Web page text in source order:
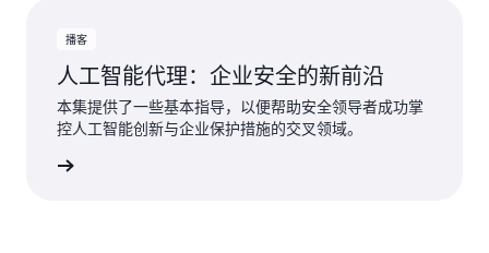
播客
人工智能代理：企业安全的新前沿
本集提供了一些基本指导，以便帮助安全领导者成功掌
控人工智能创新与企业保护措施的交叉领域。